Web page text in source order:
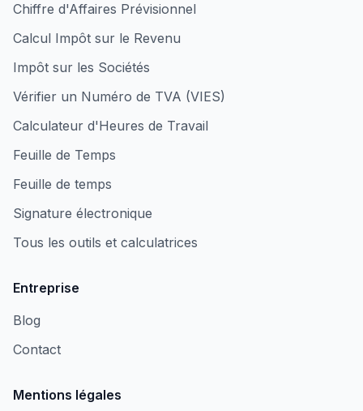
Chiffre d'Affaires Prévisionnel
Calcul Impôt sur le Revenu
Impôt sur les Sociétés
Vérifier un Numéro de TVA (VIES)
Calculateur d'Heures de Travail
Feuille de Temps
Feuille de temps
Signature électronique
Tous les outils et calculatrices
Entreprise
Blog
Contact
Mentions légales